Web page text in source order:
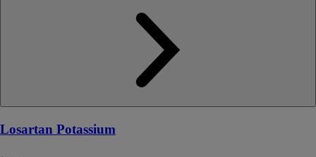
Losartan Potassium